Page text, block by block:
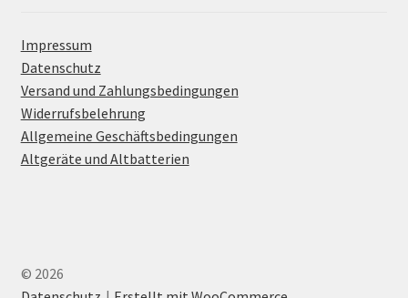
Impressum
Datenschutz
Versand und Zahlungsbedingungen
Widerrufsbelehrung
Allgemeine Geschäftsbedingungen
Altgeräte und Altbatterien
© 2026